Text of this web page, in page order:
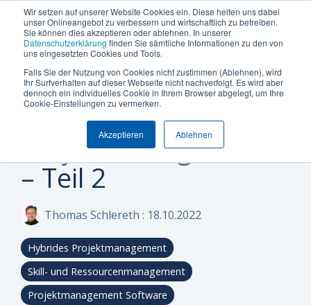
Wir setzen auf unserer Website Cookies ein. Diese helfen uns dabei
unser Onlineangebot zu verbessern und wirtschaftlich zu betreiben.
Sie können dies akzeptieren oder ablehnen. In unserer
Datenschutzerklärung finden Sie sämtliche Informationen zu den von
uns eingesetzten Cookies und Tools.
Falls Sie der Nutzung von Cookies nicht zustimmen (Ablehnen), wird
Ihr Surfverhalten auf dieser Webseite nicht nachverfolgt. Es wird aber
dennoch ein individuelles Cookie in Ihrem Browser abgelegt, um Ihre
Cookie-Einstellungen zu vermerken.
Akzeptieren Ablehnen
Termin vereinbaren +49 (0) 89 512 65 100
Was
möchten
steuern
oder
Unternehmensgröße
Mittelstand
Produkte
und
&
Management
Controlling
&
Branchen
Die
Can
Plattform
Plattform Überblick
Integrationen
Reporting & BI
Machen
Sie
den
ersten
Schritt
Effizienz!
Sind Sie
neugierig,
ob Can Do
Ihre
Anforderungen
Insights
&
Practices
Blog
Whitepaper & eBooks
Hybride Mastercalss
Anwender der Can Do Software
FAQs
Newsletter
Machen
Sie
den
ersten
Schritt
Effizienz!
Sind Sie
neugierig,
ob Can Do
Ihre
Anforderungen
Was
uns
auszeichnet
Über Uns (Geschichte)
Warum Can Do
Partner
Karriere
Machen
Sie
den
ersten
Schritt
Effizienz!
Sind Sie
neugierig,
ob Can Do
Ihre
Anforderungen
3 MINUTEN LESEZEIT
Blockchain und
Projektmanagement
– Teil 2
Thomas Schlereth : 18.10.2022
Hybrides Projektmanagement
Skill- und Ressourcenmanagement
Projektmanagement Software